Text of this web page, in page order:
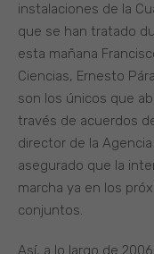
instalaciones de la
que se han tratado
esta mañana
Ciencias, Ernesto
son los únicos que
través de acuerdos
director de la
asegurado que la
marcha ya en los
conjuntos.
Así, a lo largo de